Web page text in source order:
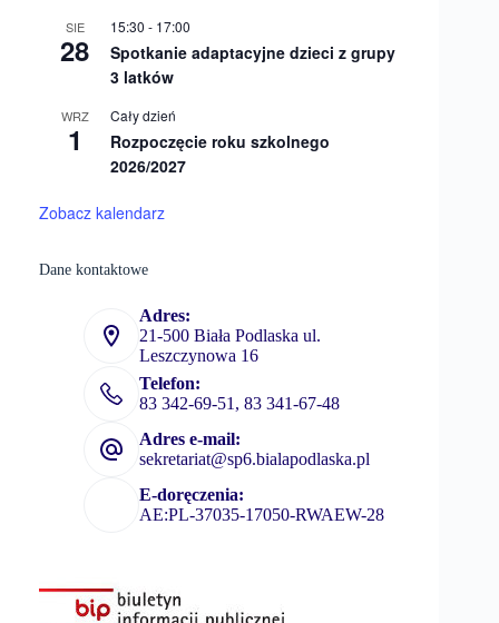
SIE
28
15:30 - 17:00
Spotkanie adaptacyjne dzieci z grupy
3 latków
WRZ
1
Cały dzień
Rozpoczęcie roku szkolnego
2026/2027
Zobacz kalendarz
Dane kontaktowe
Adres:
21-500 Biała Podlaska ul.
Leszczynowa 16
Telefon:
83 342-69-51, 83 341-67-48
Adres e-mail:
sekretariat@sp6.bialapodlaska.pl
E-doręczenia:
AE:PL-37035-17050-RWAEW-28